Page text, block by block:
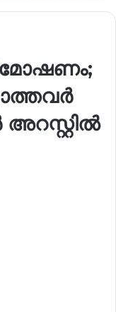
മോഷണം;
അറസ്റ്റിൽ